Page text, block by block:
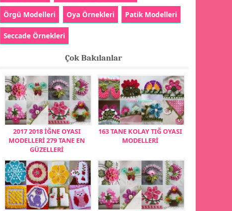
Örgü Modelleri Oya Örnekleri Patik Modelleri
Seccade Örnekleri
Çok Bakılanlar
2017 2018 İĞNE OYASI
MODELLERİ 279 TANE EN
GÜZELLERİ
163 TANE KOLAY TIĞ OYASI
MODELLERİ